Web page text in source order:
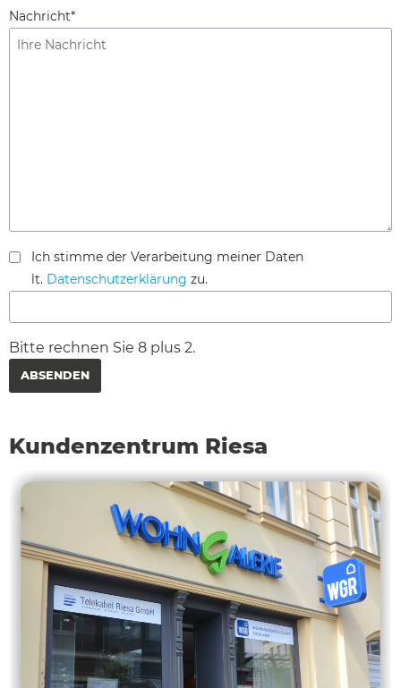
Nachricht*
Ich stimme der Verarbeitung meiner Daten
lt. Datenschutzerklärung zu.
Bitte rechnen Sie 8 plus 2.
ABSENDEN
Kundenzentrum Riesa